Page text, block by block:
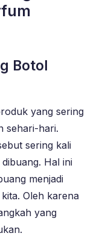
Botol
yang sering
sehari-hari.
sering kali
Hal ini
menjadi
Oleh karena
yang